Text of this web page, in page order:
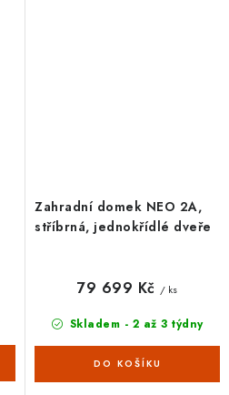
Zahradní domek NEO 2A,
stříbrná, jednokřídlé dveře
Skladem - 2 až 3 týdny
79 699 Kč / ks